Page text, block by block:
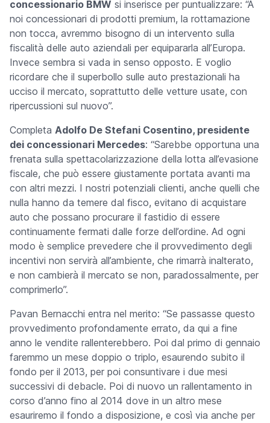
concessionario BMW si inserisce per puntualizzare: “A
noi concessionari di prodotti premium, la rottamazione
non tocca, avremmo bisogno di un intervento sulla
fiscalità delle auto aziendali per equipararla all’Europa.
Invece sembra si vada in senso opposto. E voglio
ricordare che il superbollo sulle auto prestazionali ha
ucciso il mercato, soprattutto delle vetture usate, con
ripercussioni sul nuovo”.
Completa Adolfo De Stefani Cosentino, presidente
dei concessionari Mercedes: “Sarebbe opportuna una
frenata sulla spettacolarizzazione della lotta all’evasione
fiscale, che può essere giustamente portata avanti ma
con altri mezzi. I nostri potenziali clienti, anche quelli che
nulla hanno da temere dal fisco, evitano di acquistare
auto che possano procurare il fastidio di essere
continuamente fermati dalle forze dell’ordine. Ad ogni
modo è semplice prevedere che il provvedimento degli
incentivi non servirà all’ambiente, che rimarrà inalterato,
e non cambierà il mercato se non, paradossalmente, per
comprimerlo”.
Pavan Bernacchi entra nel merito: “Se passasse questo
provvedimento profondamente errato, da qui a fine
anno le vendite rallenterebbero. Poi dal primo di gennaio
faremmo un mese doppio o triplo, esaurendo subito il
fondo per il 2013, per poi consuntivare i due mesi
successivi di debacle. Poi di nuovo un rallentamento in
corso d’anno fino al 2014 dove in un altro mese
esauriremo il fondo a disposizione, e così via anche per